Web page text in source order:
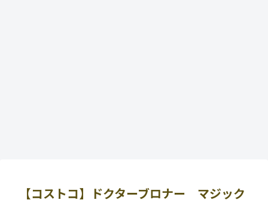
【コストコ】ドクターブロナー マジック